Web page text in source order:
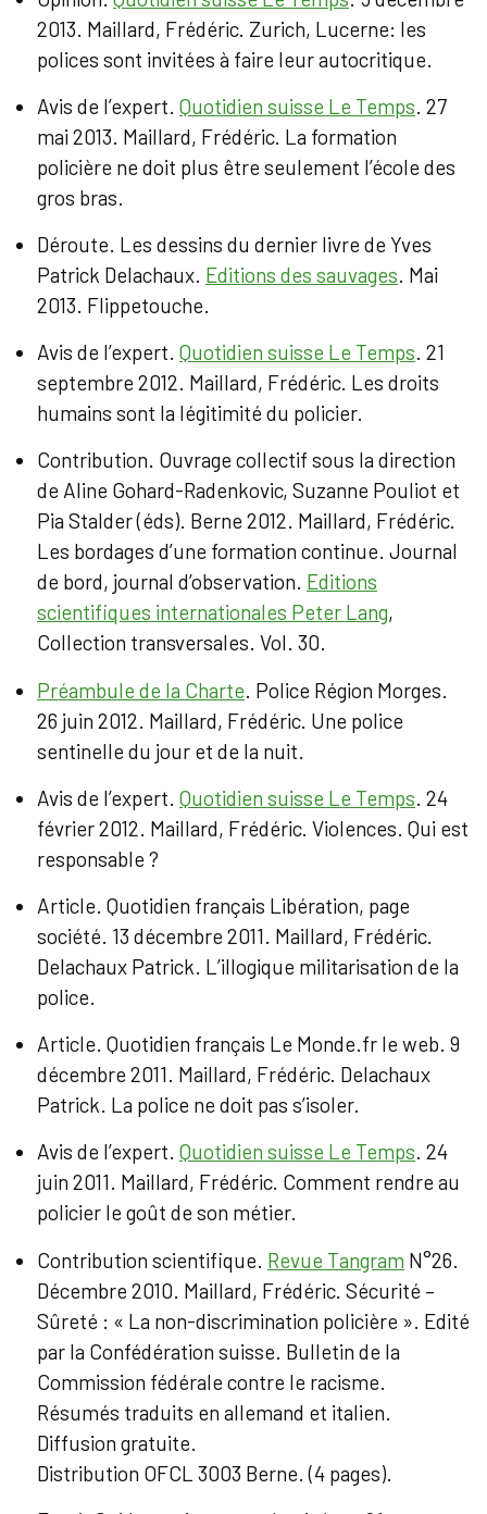
2013. Maillard, Frédéric. Zurich, Lucerne: les
polices sont invitées à faire leur autocritique.
Avis de l’expert. Quotidien suisse Le Temps. 27
mai 2013. Maillard, Frédéric. La formation
policière ne doit plus être seulement l’école des
gros bras.
Déroute. Les dessins du dernier livre de Yves
Patrick Delachaux. Editions des sauvages. Mai
2013. Flippetouche.
Avis de l’expert. Quotidien suisse Le Temps. 21
septembre 2012. Maillard, Frédéric. Les droits
humains sont la légitimité du policier.
Contribution. Ouvrage collectif sous la direction
de Aline Gohard-Radenkovic, Suzanne Pouliot et
Pia Stalder (éds). Berne 2012. Maillard, Frédéric.
Les bordages d’une formation continue. Journal
de bord, journal d’observation. Editions
scientifiques internationales Peter Lang,
Collection transversales. Vol. 30.
Préambule de la Charte. Police Région Morges.
26 juin 2012. Maillard, Frédéric. Une police
sentinelle du jour et de la nuit.
Avis de l’expert. Quotidien suisse Le Temps. 24
février 2012. Maillard, Frédéric. Violences. Qui est
responsable ?
Article. Quotidien français Libération, page
société. 13 décembre 2011. Maillard, Frédéric.
Delachaux Patrick. L’illogique militarisation de la
police.
Article. Quotidien français Le Monde.fr le web. 9
décembre 2011. Maillard, Frédéric. Delachaux
Patrick. La police ne doit pas s’isoler.
Avis de l’expert. Quotidien suisse Le Temps. 24
juin 2011. Maillard, Frédéric. Comment rendre au
policier le goût de son métier.
Contribution scientifique. Revue Tangram N°26.
Décembre 2010. Maillard, Frédéric. Sécurité –
Sûreté : « La non-discrimination policière ». Edité
par la Confédération suisse. Bulletin de la
Commission fédérale contre le racisme.
Résumés traduits en allemand et italien.
Diffusion gratuite.
Distribution OFCL 3003 Berne. (4 pages).